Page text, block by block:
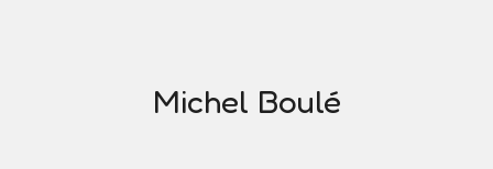
Michel Boulé